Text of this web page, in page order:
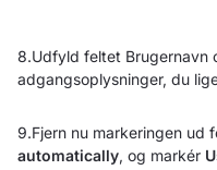
8.Udfyld feltet Brugernavn
adgangsoplysninger, du
9.Fjern nu markeringen ud
automatically, og markér